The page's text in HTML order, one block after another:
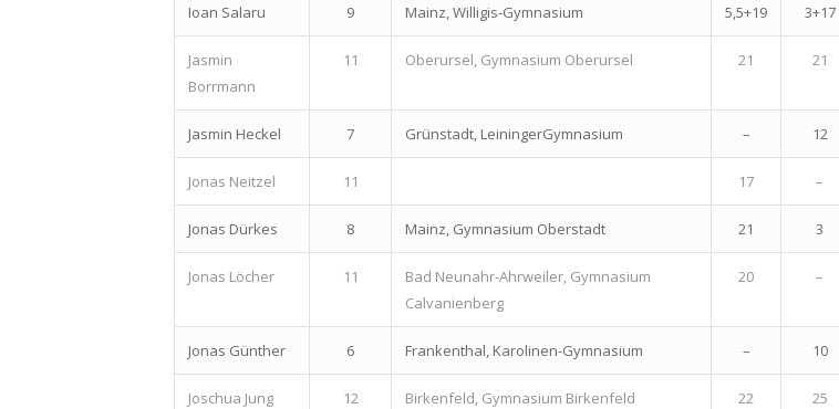
Ioan Salaru 9 Mainz, Willigis-Gymnasium 5,5+19 3+17
Jasmin
Borrmann
11 Oberursel, Gymnasium Oberursel 21 21
Jasmin Heckel 7 Grünstadt, LeiningerGymnasium – 12
Jonas Neitzel 11 17 –
Jonas Dürkes 8 Mainz, Gymnasium Oberstadt 21 3
Jonas Löcher 11
Bad Neunahr-Ahrweiler, Gymnasium
Calvanienberg
20 –
Jonas Günther 6 Frankenthal, Karolinen-Gymnasium – 10
Joschua Jung 12 Birkenfeld, Gymnasium Birkenfeld 22 25